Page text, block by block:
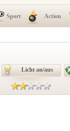
Sport Action
Licht an/aus